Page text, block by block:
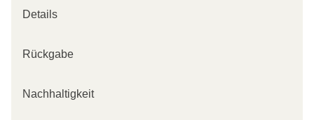
Details
Rückgabe
Nachhaltigkeit